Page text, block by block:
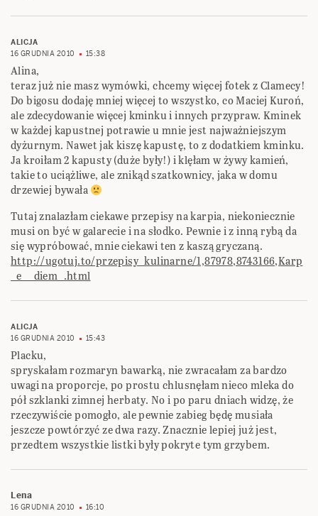
ALICJA
16 GRUDNIA 2010
15:38
Alina,
teraz już nie masz wymówki, chcemy więcej fotek z Clamecy!
Do bigosu dodaję mniej więcej to wszystko, co Maciej Kuroń,
ale zdecydowanie więcej kminku i innych przypraw. Kminek
w każdej kapustnej potrawie u mnie jest najważniejszym
dyżurnym. Nawet jak kiszę kapustę, to z dodatkiem kminku.
Ja kroiłam 2 kapusty (duże były!) i klęłam w żywy kamień,
takie to uciążliwe, ale znikąd szatkownicy, jaka w domu
drzewiej bywała
Tutaj znalazłam ciekawe przepisy na karpia, niekoniecznie
musi on być w galarecie i na słodko. Pewnie i z inną rybą da
się wypróbować, mnie ciekawi ten z kaszą gryczaną.
http://ugotuj.to/przepisy_kulinarne/1,87978,8743166,Karp
_e__diem_.html
ALICJA
16 GRUDNIA 2010
15:43
Placku,
spryskałam rozmaryn bawarką, nie zwracałam za bardzo
uwagi na proporcje, po prostu chlusnęłam nieco mleka do
pół szklanki zimnej herbaty. No i po paru dniach widzę, że
rzeczywiście pomogło, ale pewnie zabieg będę musiała
jeszcze powtórzyć ze dwa razy. Znacznie lepiej już jest,
przedtem wszystkie listki były pokryte tym grzybem.
Lena
16 GRUDNIA 2010 16:10